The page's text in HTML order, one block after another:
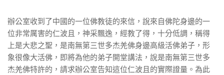
辦公室收到了中國的一位佛教徒的來信，說來自佛陀身邊的一
位非常厲害的仁波且，神采飄逸，經教了得，十分低調，稱得
上是大悲之聖，是南無第三世多杰羌佛身邊高級活佛弟子，形
象很像大活佛，即將為他的弟子開堂講法，說是南無第三世多
杰羌佛特許的，請求辦公室告知這位仁波且的實際證量。為此